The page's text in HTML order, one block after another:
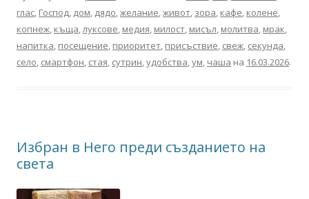
глас, Господ, дом, дядо,желание,живот, зора, кафе, колене,
копнеж, къща,луксове, медия, милост, мисъл, молитва, мрак,
напитка, посещение, приоритет, присъствие, свеж, секунда,
село, смартфон, стая, сутрин,удобства,ум, чаша на 16.03.2026.
Избран в Него преди създанието на
света